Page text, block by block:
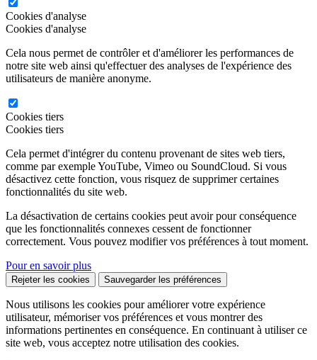
Cookies d'analyse
Cookies d'analyse
Cela nous permet de contrôler et d'améliorer les performances de
notre site web ainsi qu'effectuer des analyses de l'expérience des
utilisateurs de manière anonyme.
Cookies tiers
Cookies tiers
Cela permet d'intégrer du contenu provenant de sites web tiers,
comme par exemple YouTube, Vimeo ou SoundCloud. Si vous
désactivez cette fonction, vous risquez de supprimer certaines
fonctionnalités du site web.
La désactivation de certains cookies peut avoir pour conséquence
que les fonctionnalités connexes cessent de fonctionner
correctement. Vous pouvez modifier vos préférences à tout moment.
Pour en savoir plus
Rejeter les cookies Sauvegarder les préférences
Nous utilisons les cookies pour améliorer votre expérience
utilisateur, mémoriser vos préférences et vous montrer des
informations pertinentes en conséquence. En continuant à utiliser ce
site web, vous acceptez notre utilisation des cookies.